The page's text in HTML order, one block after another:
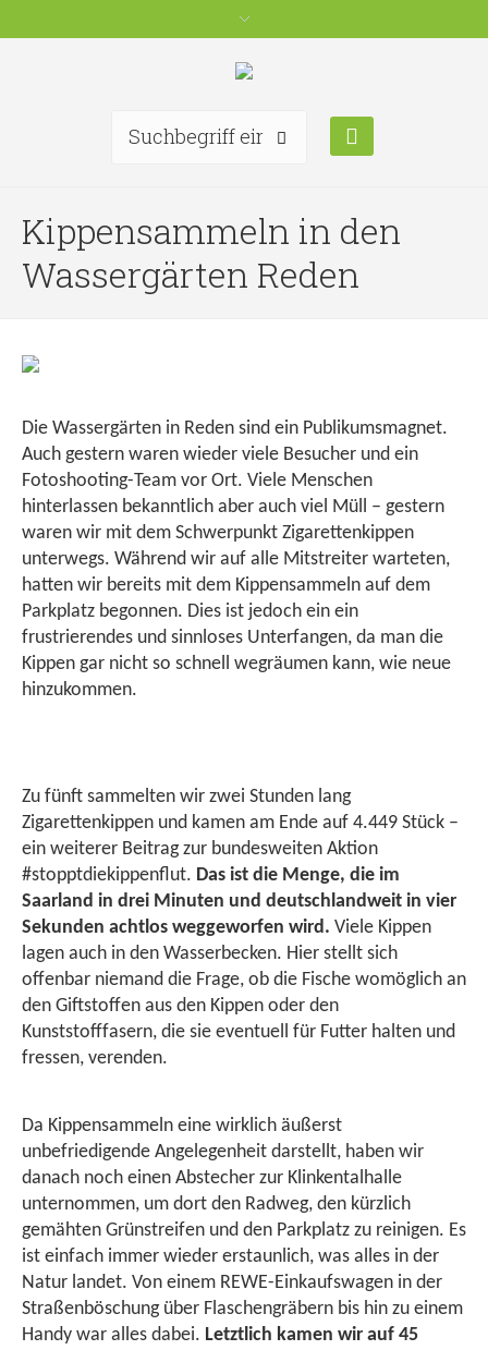
Kippensammeln in den
Wassergärten Reden
Die Wassergärten in Reden sind ein Publikumsmagnet.
Auch gestern waren wieder viele Besucher und ein
Fotoshooting-Team vor Ort. Viele Menschen
hinterlassen bekanntlich aber auch viel Müll – gestern
waren wir mit dem Schwerpunkt Zigarettenkippen
unterwegs. Während wir auf alle Mitstreiter warteten,
hatten wir bereits mit dem Kippensammeln auf dem
Parkplatz begonnen. Dies ist jedoch ein ein
frustrierendes und sinnloses Unterfangen, da man die
Kippen gar nicht so schnell wegräumen kann, wie neue
hinzukommen.
Zu fünft sammelten wir zwei Stunden lang
Zigarettenkippen und kamen am Ende auf 4.449 Stück –
ein weiterer Beitrag zur bundesweiten Aktion
#stopptdiekippenflut. Das ist die Menge, die im
Saarland in drei Minuten und deutschlandweit in vier
Sekunden achtlos weggeworfen wird. Viele Kippen
lagen auch in den Wasserbecken. Hier stellt sich
offenbar niemand die Frage, ob die Fische womöglich an
den Giftstoffen aus den Kippen oder den
Kunststofffasern, die sie eventuell für Futter halten und
fressen, verenden.
Da Kippensammeln eine wirklich äußerst
unbefriedigende Angelegenheit darstellt, haben wir
danach noch einen Abstecher zur Klinkentalhalle
unternommen, um dort den Radweg, den kürzlich
gemähten Grünstreifen und den Parkplatz zu reinigen. Es
ist einfach immer wieder erstaunlich, was alles in der
Natur landet. Von einem REWE-Einkaufswagen in der
Straßenböschung über Flaschengräbern bis hin zu einem
Handy war alles dabei. Letztlich kamen wir auf 45